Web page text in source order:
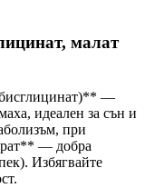
малат
—
идеален за сън и
при
— добра
Избягвайте